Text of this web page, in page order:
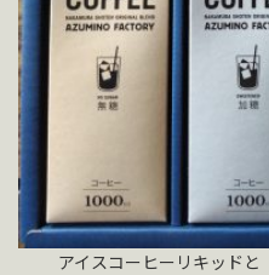
アイスコーヒーリキッドと